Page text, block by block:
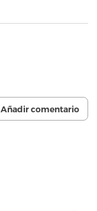
Añadir comentario